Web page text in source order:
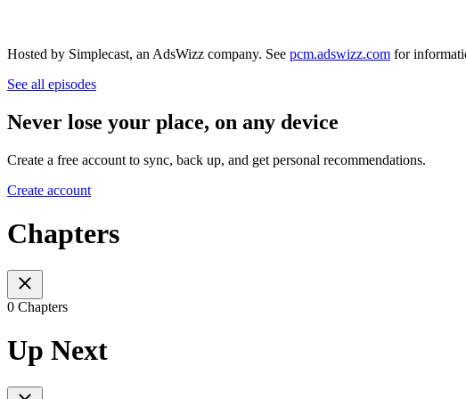
Hosted by Simplecast, an AdsWizz company. See pcm.adswizz.com for
See all episodes
Never lose your place, on any device
Create a free account to sync, back up, and get personal recommendations.
Create account
Chapters
0 Chapters
Up Next